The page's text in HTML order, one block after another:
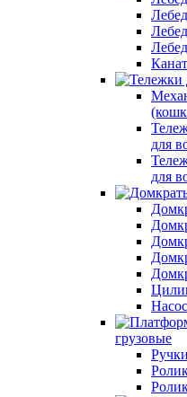
для
для
грузовые